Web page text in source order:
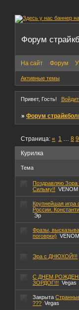
Форум
На сайт Форум
Активные темы
Привет, Гость!
»Форум
Курилка
Страница:« 1 … 8 9
Тема
Поздравляю Зора
Сильму!!
VENOM
Крупнейшая игра
России.
Эр
Фразы,
поговрки)
VENOM
Эра с ДНЮХОЙ!!!
С ДНЕМ
ЗОРДОГ!!!
Vegas
Закрыта
??? Vegas